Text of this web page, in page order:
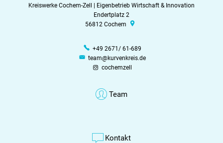
Kreiswerke Cochem-Zell | Eigenbetrieb Wirtschaft & Innovation
Endertplatz 2
56812 Cochem
+49 2671/ 61-689
team@kurvenkreis.de
cochemzell
Team
Kontakt